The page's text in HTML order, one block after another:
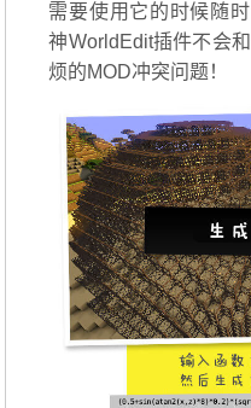
需要使用它的时候随
神WorldEdit插件不会
烦的MOD冲突问题！